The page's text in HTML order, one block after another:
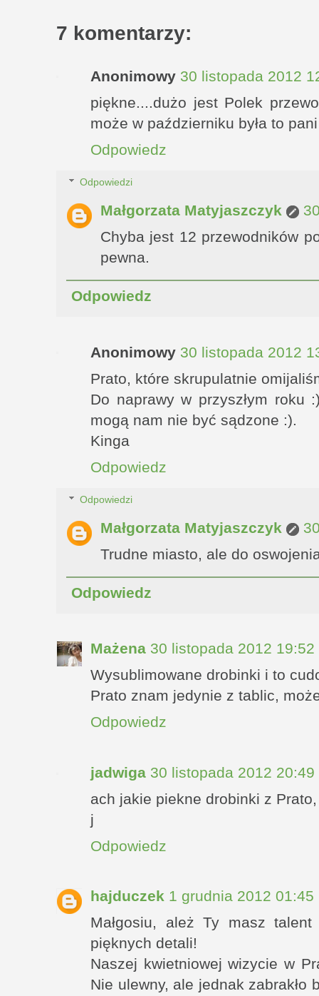
7 komentarzy:
Anonimowy 30 listopada 2012
piękne....dużo jest Polek
może w październiku była to
Odpowiedz
Odpowiedzi
Małgorzata Matyjaszczyk
Chyba jest 12 przewodników
pewna.
Odpowiedz
Anonimowy 30 listopada 2012
Prato, które skrupulatnie
Do naprawy w przyszłym roku
mogą nam nie być sądzone :).
Kinga
Odpowiedz
Odpowiedzi
Małgorzata Matyjaszczyk
Trudne miasto, ale do
Odpowiedz
Mażena 30 listopada 2012 19:52
Wysublimowane drobinki i to
Prato znam jedynie z tablic,
Odpowiedz
jadwiga 30 listopada 2012 20:49
ach jakie piekne drobinki z
j
Odpowiedz
hajduczek 1 grudnia 2012 01:45
Małgosiu, ależ Ty masz
pięknych detali!
Naszej kwietniowej wizycie w
Nie ulewny, ale jednak zabrakło